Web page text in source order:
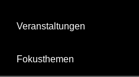
Veranstaltungen
Fokusthemen